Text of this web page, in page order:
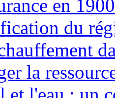
en 1900
du
la